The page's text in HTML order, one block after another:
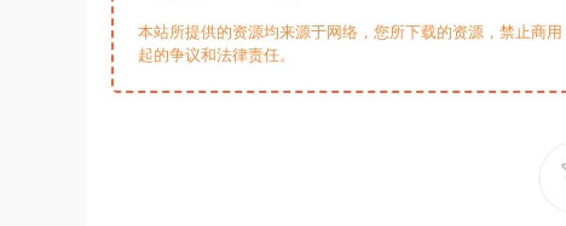
本站所提供的资源均来源于网络，您所下载的资源，禁止商
起的争议和法律责任。